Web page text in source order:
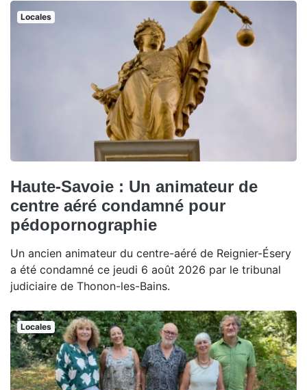
Locales
Haute-Savoie : Un animateur de
centre aéré condamné pour
pédopornographie
Un ancien animateur du centre-aéré de Reignier-Ésery
a été condamné ce jeudi 6 août 2026 par le tribunal
judiciaire de Thonon-les-Bains.
Locales